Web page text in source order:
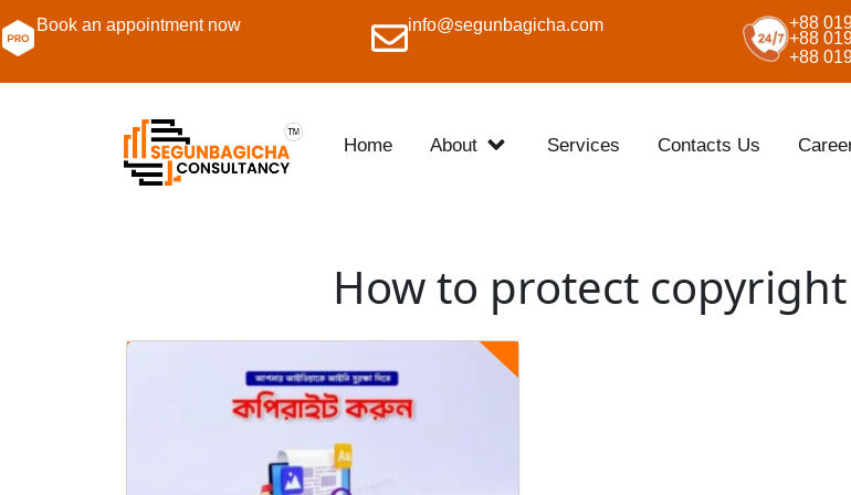
Book an appointment now info@segunbagicha.com
+88
+88
+88
Home About Services Contacts Us
How to protect